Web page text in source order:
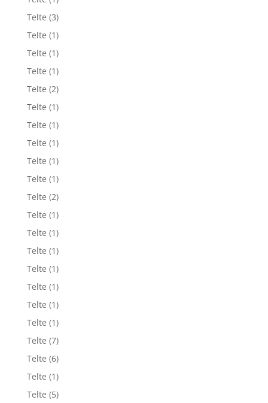
Telte (3)
Telte (1)
Telte (1)
Telte (1)
Telte (2)
Telte (1)
Telte (1)
Telte (1)
Telte (1)
Telte (1)
Telte (2)
Telte (1)
Telte (1)
Telte (1)
Telte (1)
Telte (1)
Telte (1)
Telte (1)
Telte (7)
Telte (6)
Telte (1)
Telte (5)